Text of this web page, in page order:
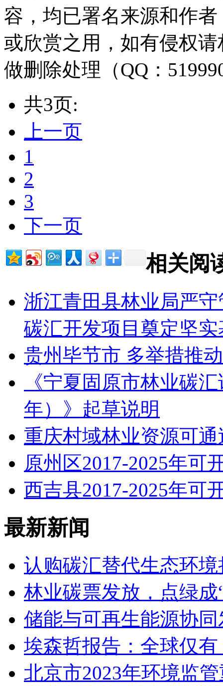
容，均已署名来源和作
或欣赏之用，如有侵权
做删除处理（QQ：
共3页:
上一页
1
2
3
下一页
相关阅
浙江青田县林业局严
碳汇开发项目奠定坚
贵州毕节市 多举措推
《宁夏固原市林业碳
年）》起草说明
重庆村域林业资源可
原州区2017-2025年可
西吉县2017-2025年可
最新新闻
认购碳汇替代生态环
林业碳票发放，点绿成
储能与可再生能源协
埃森哲报告：全球仅
北京市2023年环境监